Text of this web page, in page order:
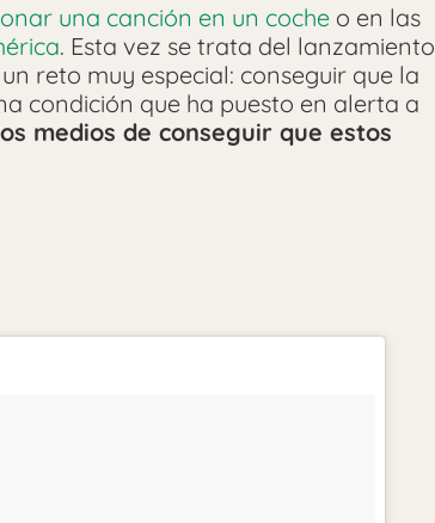
una canción en un coche o en las
. Esta vez se trata del lanzamiento
reto muy especial: conseguir que la
condición que ha puesto en alerta a
medios de conseguir que estos